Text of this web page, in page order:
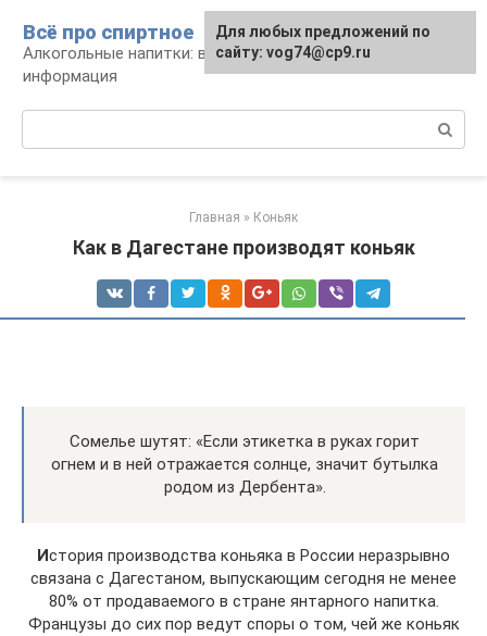
контенту
Всё про спиртное
Алкогольные напитки: виды, рецепты,
информация
Главная » Коньяк
Как в Дагестане производят коньяк
Сомелье шутят: «Если этикетка в руках горит
огнем и в ней отражается солнце, значит бутылка
родом из Дербента».
История производства коньяка в России неразрывно
связана с Дагестаном, выпускающим сегодня не менее
80% от продаваемого в стране янтарного напитка.
Французы до сих пор ведут споры о том, чей же коньяк
Для любых предложений по
сайту: vog74@cp9.ru